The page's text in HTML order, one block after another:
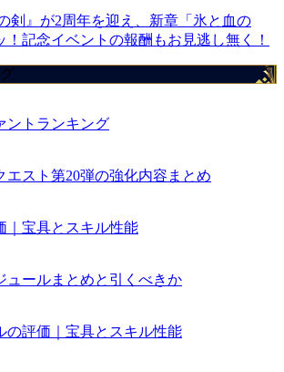
剣』が2周年を迎え、新章「氷と血の
！記念イベントの報酬もお見逃し無く！
ントランキング
エスト第20弾の強化内容まとめ
｜宝具とスキル性能
ュールまとめと引くべきか
の評価｜宝具とスキル性能